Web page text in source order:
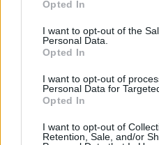
Please note that this website/
services and may gather and
not limited to your visit or
use your data for below
consent section.
Opted In
I want to opt-out of the
Personal Data.
Opted In
I want to opt-out of
Personal Data for
Opted In
I want to opt-out of
Retention, Sale, and/or
TE